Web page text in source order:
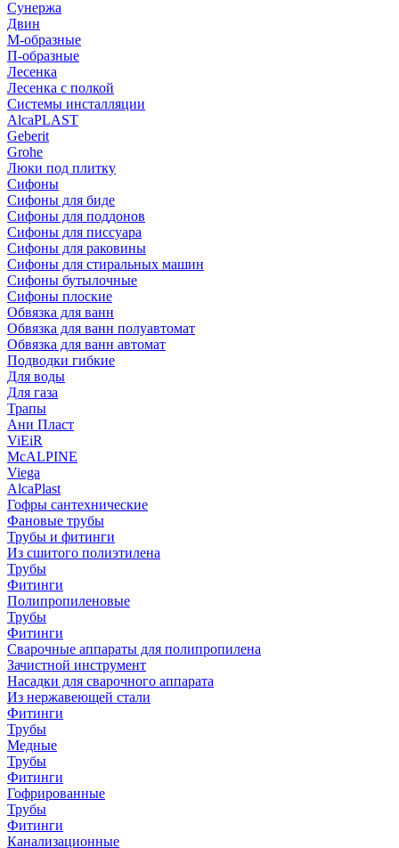
Сунержа
Двин
М-образные
П-образные
Лесенка
Лесенка с полкой
Системы инсталляции
AlcaPLAST
Geberit
Grohe
Люки под плитку
Сифоны
Сифoны для биде
Сифoны для поддонов
Сифoны для писсуара
Сифоны для раковины
Сифоны для стиральных машин
Сифоны бутылочные
Сифоны плоские
Обвязка для ванн
Обвязка для ванн полуавтомат
Обвязка для ванн автомат
Подводки гибкие
Для воды
Для газа
Трапы
Ани Пласт
ViEiR
McALPINE
Viega
AlcaPlast
Гофры сантехнические
Фановые трубы
Трубы и фитинги
Из сшитого полиэтилена
Трубы
Фитинги
Полипропиленовые
Трубы
Фитинги
Сварочные аппараты для полипропилена
Зачистной инструмент
Насадки для сварочного аппарата
Из нержавеющей стали
Фитинги
Трубы
Медные
Трубы
Фитинги
Гофрированные
Трубы
Фитинги
Канализационные